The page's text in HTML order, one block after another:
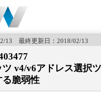
13 最終更新日：2018/02/13
ツ v4/v6アドレス選
脆弱性